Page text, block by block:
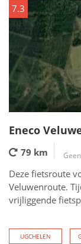
7.3
Eneco
79 km
Deze fietsroute
Veluwenroute.
vrijliggende
UGCHELEN